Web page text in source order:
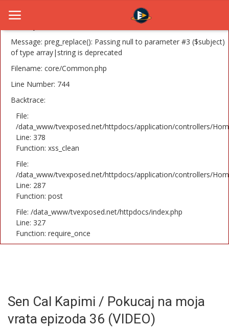
A PHP Error was encountered
Message: preg_replace(): Passing null to parameter #3 ($subject)
of type array|string is deprecated
Filename: core/Common.php
Line Number: 744
Backtrace:
File:
/data_www/tvexposed.net/httpdocs/application/controllers/
Line: 378
Function: xss_clean
File:
/data_www/tvexposed.net/httpdocs/application/controllers/
Line: 287
Function: post
File: /data_www/tvexposed.net/httpdocs/index.php
Line: 327
Function: require_once
Home
TV Serije
Filmovi
Glumci
Contact
Register
Sen Cal Kapimi / Pokucaj na moja
vrata epizoda 36 (VIDEO)